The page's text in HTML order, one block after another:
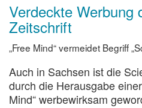
Verdeckte Werbung
Zeitschrift
„Free Mind“ vermeidet Begriff
Auch in Sachsen ist die
durch die Herausgabe
Mind“ werbewirksam